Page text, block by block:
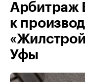
Арбитраж
к
Уфы